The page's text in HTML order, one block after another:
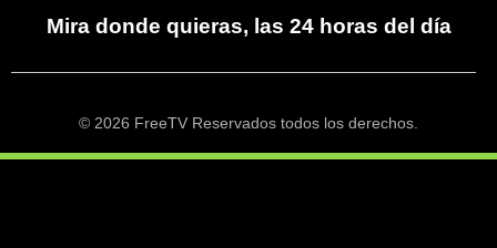
Mira donde quieras, las 24 horas del día
© 2026 FreeTV Reservados todos los derechos.